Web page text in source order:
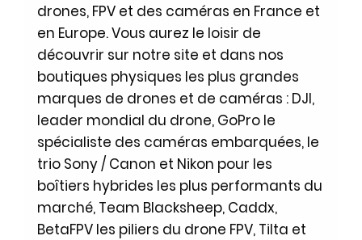
drones, FPV et des caméras en France et
en Europe. Vous aurez le loisir de
découvrir sur notre site et dans nos
boutiques physiques les plus grandes
marques de drones et de caméras : DJI,
leader mondial du drone, GoPro le
spécialiste des caméras embarquées, le
trio Sony / Canon et Nikon pour les
boîtiers hybrides les plus performants du
marché, Team Blacksheep, Caddx,
BetaFPV les piliers du drone FPV, Tilta et